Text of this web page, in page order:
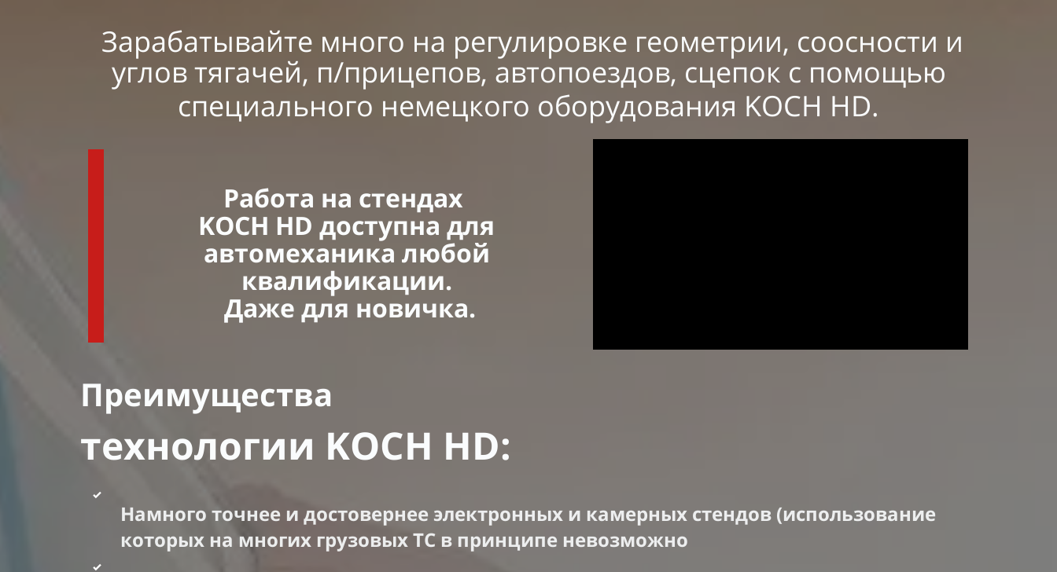
Зарабатывайте много на регулировке геометрии, соосности и
углов тягачей, п/прицепов, автопоездов, сцепок с помощью
специального немецкого оборудования KOCH HD.
Работа на стендах
KOCH HD доступна для
автомеханика любой
квалификации.
Даже для новичка.
Преимущества
технологии KOCH HD:
Намного точнее и достовернее электронных и камерных стендов (использование
которых на многих грузовых ТС в принципе невозможно